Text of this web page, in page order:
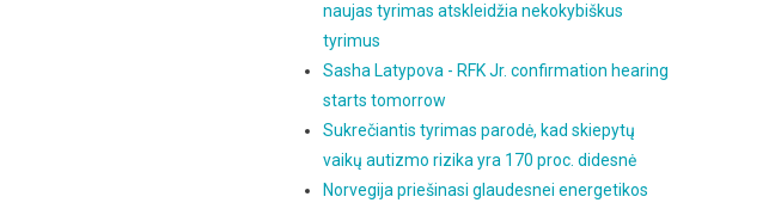
naujas tyrimas atskleidžia nekokybiškus
tyrimus
Sasha Latypova - RFK Jr. confirmation hearing
starts tomorrow
Sukrečiantis tyrimas parodė, kad skiepytų
vaikų autizmo rizika yra 170 proc. didesnė
Norvegija priešinasi glaudesnei energetikos